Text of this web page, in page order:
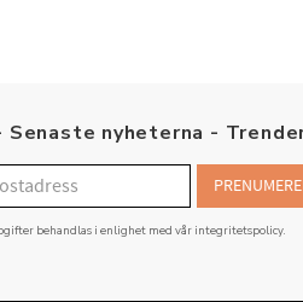
Senaste nyheterna -
behandlas i enlighet med vår integritetspolicy.